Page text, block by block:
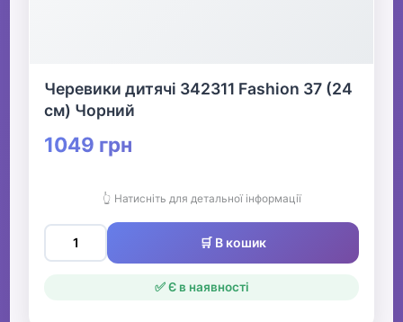
Черевики дитячі 342311 Fashion 37 (24
см) Чорний
1049 грн
👆 Натисніть для детальної інформації
🛒 В кошик
✅ Є в наявності